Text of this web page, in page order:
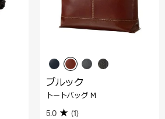
ブルック
トートバッグ M
5.0 (1)